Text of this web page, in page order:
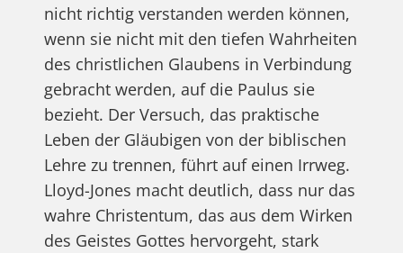
nicht richtig verstanden werden können,
wenn sie nicht mit den tiefen Wahrheiten
des christlichen Glaubens in Verbindung
gebracht werden, auf die Paulus sie
bezieht. Der Versuch, das praktische
Leben der Gläubigen von der biblischen
Lehre zu trennen, führt auf einen Irrweg.
Lloyd-Jones macht deutlich, dass nur das
wahre Christentum, das aus dem Wirken
des Geistes Gottes hervorgeht, stark